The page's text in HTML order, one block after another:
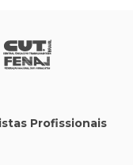
Profissionais